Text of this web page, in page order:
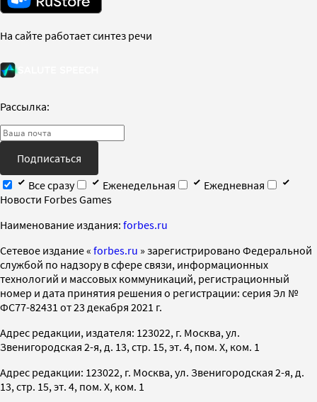
На сайте работает синтез речи
Рассылка:
Подписаться
Все сразу
Еженедельная
Ежедневная
Новости Forbes Games
Наименование издания: forbes.ru
Cетевое издание « forbes.ru » зарегистрировано Федеральной
службой по надзору в сфере связи, информационных
технологий и массовых коммуникаций, регистрационный
номер и дата принятия решения о регистрации: серия Эл №
ФС77-82431 от 23 декабря 2021 г.
Адрес редакции, издателя: 123022, г. Москва, ул.
Звенигородская 2-я, д. 13, стр. 15, эт. 4, пом. X, ком. 1
Адрес редакции: 123022, г. Москва, ул. Звенигородская 2-я, д.
13, стр. 15, эт. 4, пом. X, ком. 1